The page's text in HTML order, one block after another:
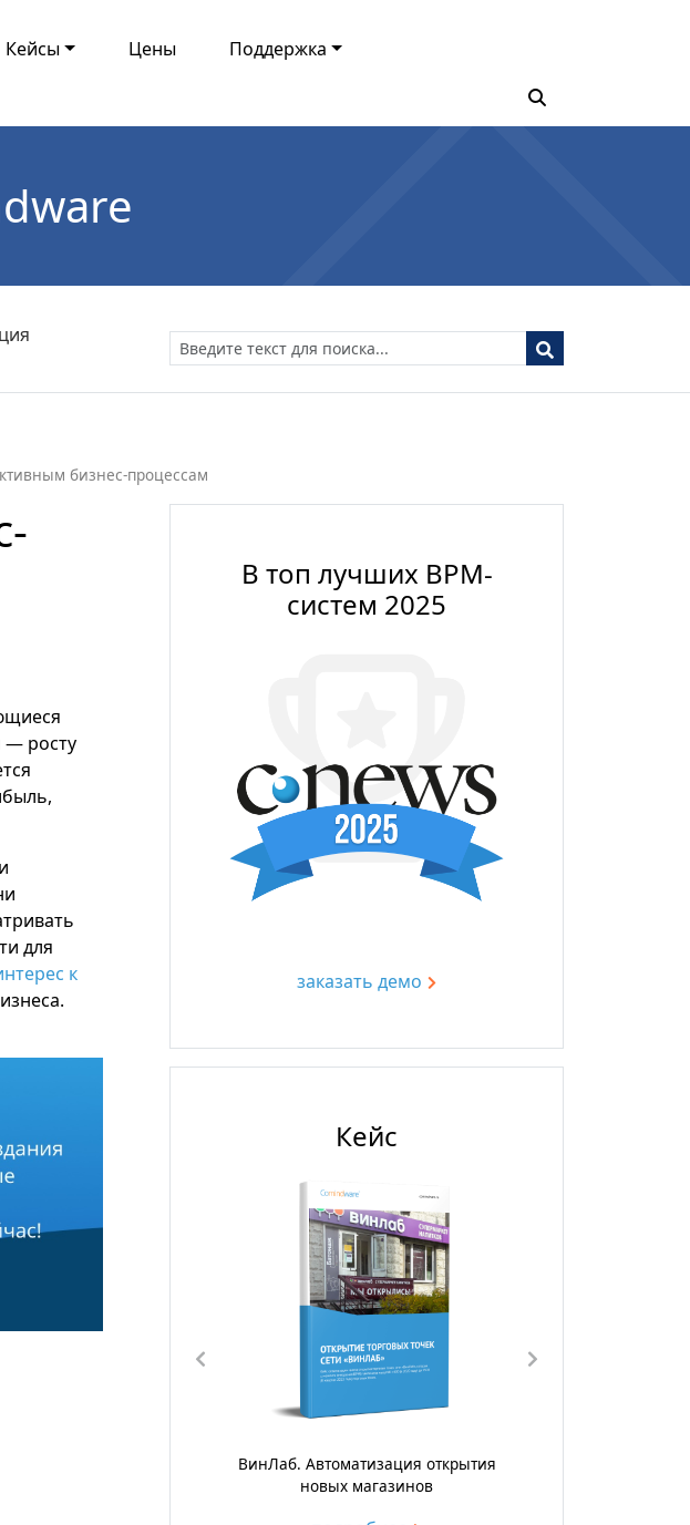
Кейсы Цены Поддержка
бизнес-процессам
— росту
для
к
В топ лучших BPM-
систем 2025
заказать демо
Кейс Кейс
ГК «Диалог».Цифровизация процесса
управления поставками